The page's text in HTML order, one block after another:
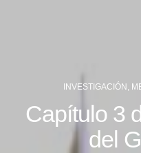
INVESTIGACIÓN ,
Capítulo 3
del